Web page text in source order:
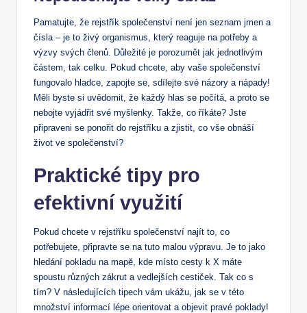
Pamatujte, že rejstřík společenství není jen seznam⁤ jmen a
čísla – je to ⁤živý organismus, který reaguje ⁣na potřeby a
výzvy svých členů. Důležité je porozumět jak jednotlivým
částem, tak celku.​ Pokud chcete, aby ‌vaše⁣ společenství
fungovalo ⁤hladce, zapojte se, sdílejte své ⁤názory a nápady!
Měli byste ​si uvědomit, že ⁤každý hlas se počítá, a proto se
nebojte ⁢vyjádřit své myšlenky. Takže, co ⁣říkáte? ⁤Jste
připraveni‌ se ponořit do rejstříku a zjistit,⁣ co vše⁤ obnáší
život ve společenství?
Praktické tipy ‌pro
efektivní využití
Pokud chcete v rejstříku společenství najít to, co
⁤potřebujete,‍ připravte ‍se⁤ na tuto malou výpravu. Je to jako
⁣hledání pokladu⁤ na mapě, kde místo cesty k X máte‍
spoustu‍ různých zákrut a vedlejších⁤ cestiček.⁤ Tak co s
tím? V následujících tipech vám ukážu, jak se‌ v této
množství informací lépe orientovat ⁢a objevit ‌pravé poklady!